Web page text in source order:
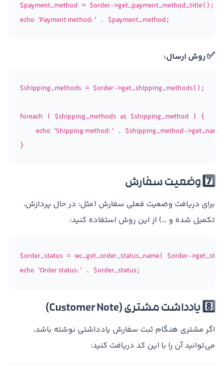
$payment_method = $order->get_payment_method_title
echo 'Payment method: ' . $payment_method
✅روش ارسال:
$shipping_methods = $order->get_shipping_methods();
foreach ( $shipping_methods as $shipping_method ) {
echo 'Shipping method: ' . $shipping_method->get_name
7️⃣ وضعیت سفارش
برای دریافت وضعیت فعلی سفارش (مثل: در حال پردازش،
تکمیل شده و …) از این روش استفاده کنید:
$order_status = wc_get_order_status_name( $order->
echo 'Order status: ' . $order_status
8️⃣ یادداشت مشتری (Customer Note)
اگر مشتری هنگام ثبت سفارش یادداشتی نوشته باشد،
می‌توانید آن را با این کد دریافت کنید: